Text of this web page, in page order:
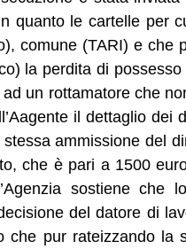
quanto le cartelle per
comune (TARI) e che
la perdita di
un rottamatore che
il dettaglio
ammissione del
che è pari a 1500
sostiene
del datore di
che pur rateizzando la